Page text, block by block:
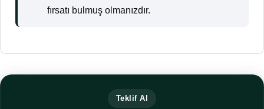
fırsatı bulmuş olmanızdır.
Teklif Al